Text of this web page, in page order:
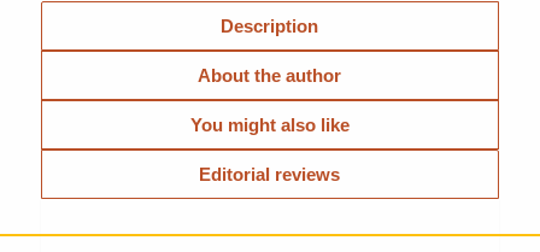
Description
About the author
You might also like
Editorial reviews